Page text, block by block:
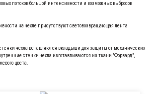
потоков большой интенсивности и возможных выбросов
на чехле присутствуют световозвращающая лента
чехла вставляются вкладыши для защиты от механических
стенки чехла изготавливаются из ткани "Форвард",
цвета.